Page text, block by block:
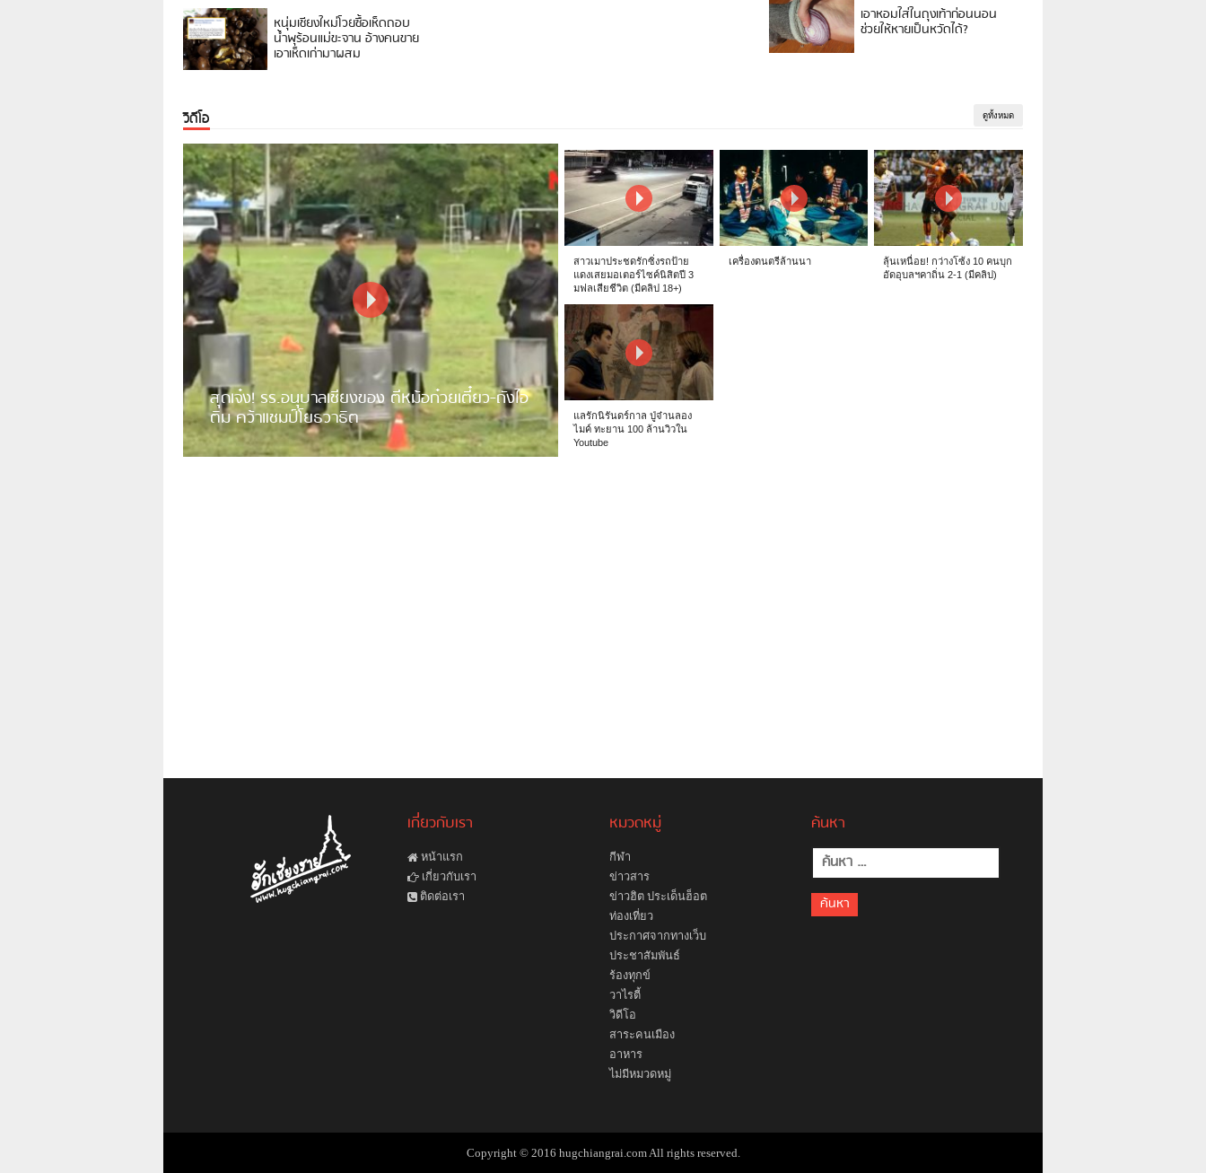
หนุ่มเชียงใหม่โวยซื้อเห็ดถอบ
น้ำพุร้อนแม่ขะจาน อ้างคนขาย
เอาเห็ดเก่ามาผสม
เอาหอมใส่ในถุงเท้าก่อนนอน
ช่วยให้หายเป็นหวัดได้?
วิดีโอ ดูทั้งหมด
สุดเจ๋ง! รร.อนุบาลเชียงของ ตีหม้อก๋วยเตี๋ยว-ถังไอ
ติม คว้าแชมป์โยธวาธิต
สาวเมาประชดรักซิ่งรถป้าย
แดงเสยมอเตอร์ไซค์นิสิตปี 3
มฟลเสียชีวิต (มีคลิป 18+)
เครื่องดนตรีล้านนา
ลุ้นเหนื่อย! กว่างโซ้ง 10 คนบุก
อัดอุบลฯคาถิ่น 2-1 (มีคลิป)
แลรักนิรันดร์กาล ปู่จ๋านลอง
ไมค์ ทะยาน 100 ล้านวิวใน
Youtube
เกี่ยวกับเรา
หน้าแรก
เกี่ยวกับเรา
ติดต่อเรา
หมวดหมู่
กีฬา
ข่าวสาร
ข่าวฮิต ประเด็นฮ็อต
ท่องเที่ยว
ประกาศจากทางเว็บ
ประชาสัมพันธ์
ร้องทุกข์
วาไรตี้
วิดีโอ
สาระคนเมือง
อาหาร
ไม่มีหมวดหมู่
ค้นหา
ค้นหา
สำหรับ:
Copyright © 2016 hugchiangrai.com All rights reserved.